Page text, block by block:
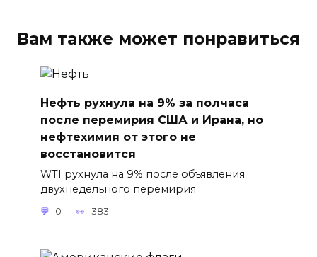
Вам также может понравиться
Нефть рухнула на 9% за полчаса
после перемирия США и Ирана, но
нефтехимия от этого не
восстановится
WTI рухнула на 9% после объявления
двухнедельного перемирия
0 383